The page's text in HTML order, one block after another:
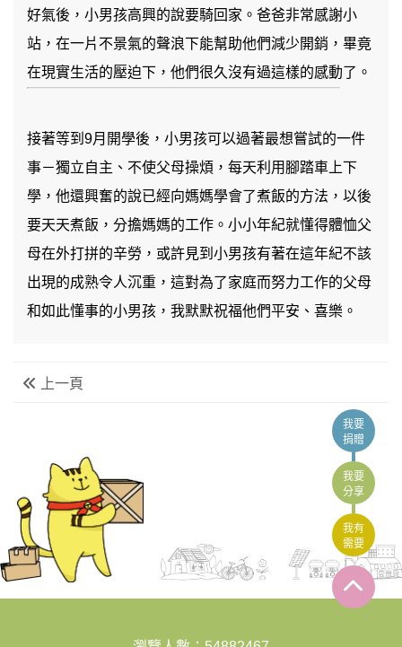
好氣後，小男孩高興的說要騎回家。爸爸非常感謝小
站，在一片不景氣的聲浪下能幫助他們減少開銷，畢竟
在現實生活的壓迫下，他們很久沒有過這樣的感動了。
接著等到9月開學後，小男孩可以過著最想嘗試的一件
事－獨立自主、不使父母操煩，每天利用腳踏車上下
學，他還興奮的說已經向媽媽學會了煮飯的方法，以後
要天天煮飯，分擔媽媽的工作。小小年紀就懂得體恤父
母在外打拼的辛勞，或許見到小男孩有著在這年紀不該
出現的成熟令人沉重，這對為了家庭而努力工作的父母
和如此懂事的小男孩，我默默祝福他們平安、喜樂。
上一頁
我要
捐贈
我要
分享
我有
需要